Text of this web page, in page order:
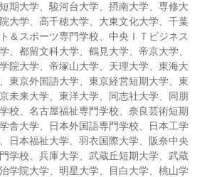
期大学、駿河台大学、摂南大学、専修大
大学、高千穂大学、大東文化大学、千葉
＆スポーツ専門学校、中央ＩＴビジネス
、都留文科大学、鶴見大学、帝京大学、
院大学、帝塚山大学、天理大学、東海大
東京外国語大学、東京経営短期大学、東
未来大学、東洋大学、同志社大学、同朋
校、名古屋福祉専門学校、奈良芸術短期
舎大学、日本外国語専門学校、日本工学
日本福祉大学、羽衣国際大学、阪奈中央
学校、兵庫大学、武蔵丘短期大学、武蔵
学院大学、明星大学、目白大学、桃山学